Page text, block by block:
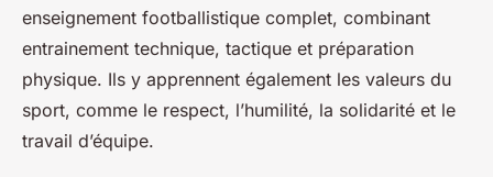
enseignement footballistique complet, combinant
entrainement technique, tactique et préparation
physique. Ils y apprennent également les valeurs du
sport, comme le respect, l’humilité, la solidarité et le
travail d’équipe.